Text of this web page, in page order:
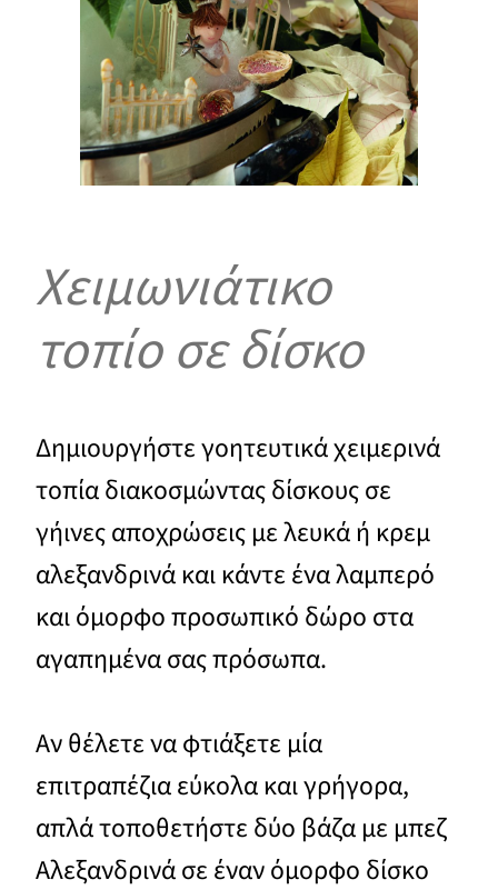
Χειμωνιάτικο
τοπίο σε δίσκο
Δημιουργήστε γοητευτικά χειμερινά
τοπία διακοσμώντας δίσκους σε
γήινες αποχρώσεις με λευκά ή κρεμ
αλεξανδρινά και κάντε ένα λαμπερό
και όμορφο προσωπικό δώρο στα
αγαπημένα σας πρόσωπα.
Αν θέλετε να φτιάξετε μία
επιτραπέζια εύκολα και γρήγορα,
απλά τοποθετήστε δύο βάζα με μπεζ
Αλεξανδρινά σε έναν όμορφο δίσκο